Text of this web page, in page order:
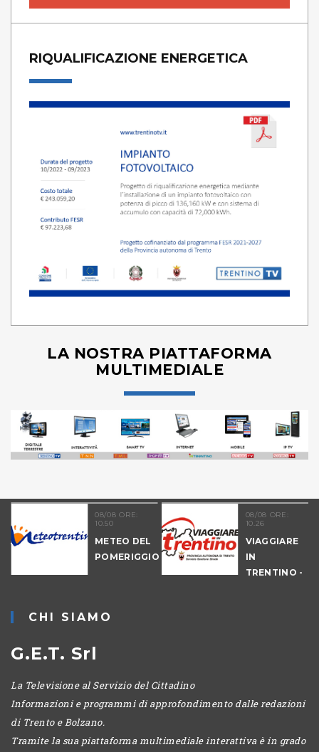
RIQUALIFICAZIONE ENERGETICA
LA NOSTRA PIATTAFORMA
MULTIMEDIALE
08/08 ORE:
10.50
METEO DEL
POMERIGGIO
08/08 ORE:
10.26
VIAGGIARE
IN
TRENTINO -
CHI SIAMO
G.E.T. Srl
La Televisione al Servizio del Cittadino
Informazioni e programmi di approfondimento dalle redazioni
di Trento e Bolzano.
Tramite la sua piattaforma multimediale interattiva è in grado